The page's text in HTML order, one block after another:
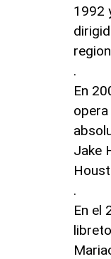
1992
.
En
Jake
.
En el